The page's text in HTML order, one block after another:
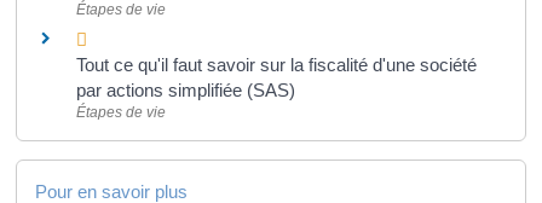
Étapes de vie
Tout ce qu'il faut savoir sur la fiscalité d'une société
par actions simplifiée (SAS)
Étapes de vie
Pour en savoir plus